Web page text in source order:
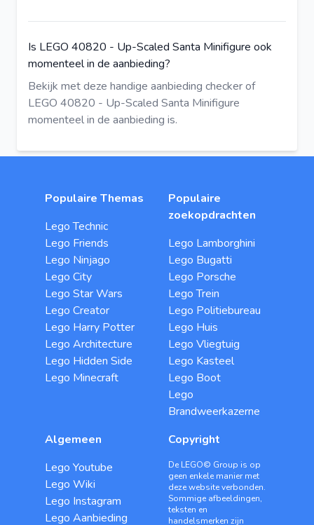
Is LEGO 40820 - Up-Scaled Santa Minifigure ook
momenteel in de aanbieding?
Bekijk met deze handige aanbieding checkerof
LEGO 40820 - Up-Scaled Santa Minifigure
momenteel in de aanbieding is.
Populaire Themas
Lego Technic
Lego Friends
Lego Ninjago
Lego City
Lego Star Wars
Lego Creator
Lego Harry Potter
Lego Architecture
Lego Hidden Side
Lego Minecraft
Populaire
zoekopdrachten
Lego Lamborghini
Lego Bugatti
Lego Porsche
Lego Trein
Lego Politiebureau
Lego Huis
Lego Vliegtuig
Lego Kasteel
Lego Boot
Lego
Brandweerkazerne
Algemeen
Lego Youtube
Lego Wiki
Lego Instagram
Lego Aanbieding
Copyright
De LEGO© Group is op
geen enkele manier met
deze website verbonden.
Sommige afbeeldingen,
teksten en
handelsmerken zijn